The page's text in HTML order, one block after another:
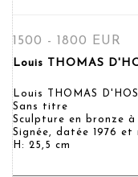
1500 - 1800 EUR
Louis THOMAS
Louis THOMAS
Sans titre
Sculpture en bronze
Signée, datée 1976 et
H: 25,5 cm